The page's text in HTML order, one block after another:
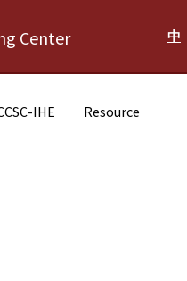
Center 中
IHE Resource